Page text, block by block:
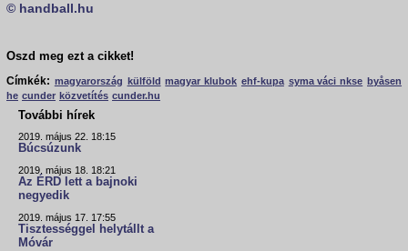
© handball.hu
Oszd meg ezt a cikket!
Címkék: magyarország külföld magyar klubok ehf-kupa syma váci nkse byåsen
he cunder közvetítés cunder.hu
További hírek
2019. május 22. 18:15
Búcsúzunk
2019. május 18. 18:21
Az ÉRD lett a bajnoki
negyedik
2019. május 17. 17:55
Tisztességgel helytállt a
Móvár